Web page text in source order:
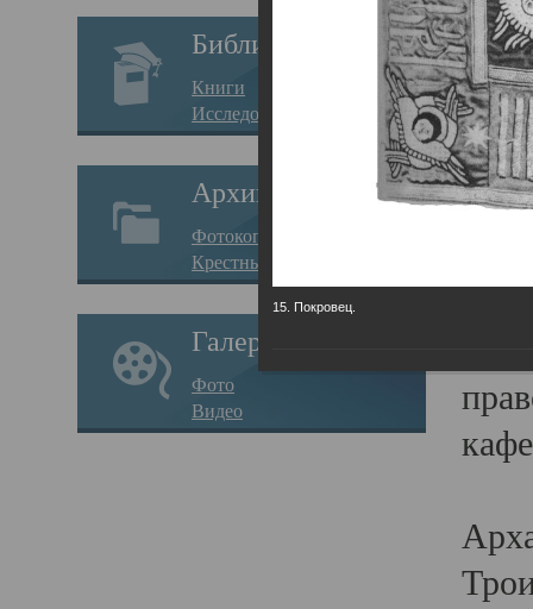
Библиотека
Книги
Исследования
Архив
Фотокопии дел
Крестные ходы
Галерея
Фото
Видео
15. Покровец.